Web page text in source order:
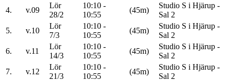
4.
v.09
Lör
28/2
10:10 -
10:55
(45m)
Studio S i Hjärup -
Sal 2
5.
v.10
Lör
7/3
10:10 -
10:55
(45m)
Studio S i Hjärup -
Sal 2
6.
v.11
Lör
14/3
10:10 -
10:55
(45m)
Studio S i Hjärup -
Sal 2
7.
v.12
Lör
21/3
10:10 -
10:55
(45m)
Studio S i Hjärup -
Sal 2